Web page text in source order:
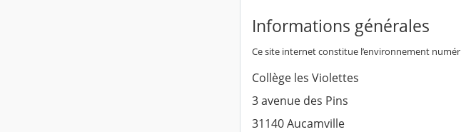
Informations générales
Ce site internet constitue l’environnement
Collège les Violettes
3 avenue des Pins
31140 Aucamville